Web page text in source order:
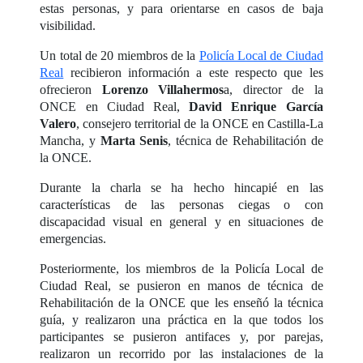
estas personas, y para orientarse en casos de baja
visibilidad.
Un total de 20 miembros de la Policía Local de Ciudad
Real recibieron información a este respecto que les
ofrecieron Lorenzo Villahermosa, director de la
ONCE en Ciudad Real, David Enrique García
Valero, consejero territorial de la ONCE en Castilla-La
Mancha, y Marta Senis, técnica de Rehabilitación de
la ONCE.
Durante la charla se ha hecho hincapié en las
características de las personas ciegas o con
discapacidad visual en general y en situaciones de
emergencias.
Posteriormente, los miembros de la Policía Local de
Ciudad Real, se pusieron en manos de técnica de
Rehabilitación de la ONCE que les enseñó la técnica
guía, y realizaron una práctica en la que todos los
participantes se pusieron antifaces y, por parejas,
realizaron un recorrido por las instalaciones de la